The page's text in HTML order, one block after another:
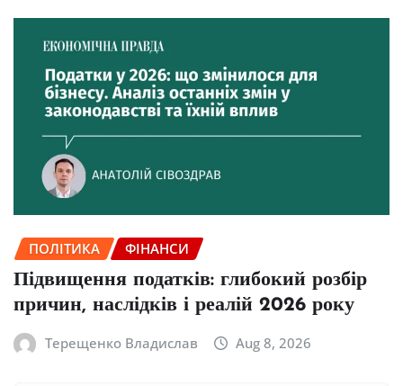
ПОЛІТИКА ФІНАНСИ
Підвищення податків: глибокий розбір
причин, наслідків і реалій 2026 року
Терещенко Владислав Aug 8, 2026